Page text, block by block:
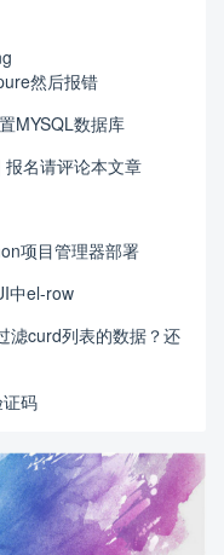
然后报错
MYSQL数据库
名请评论本文章
项目管理器部署
中el-row
滤curd列表的数据？还
码